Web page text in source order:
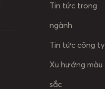
Tin tức trong
ngành
Tin tức công ty
Xu hướng màu
sắc